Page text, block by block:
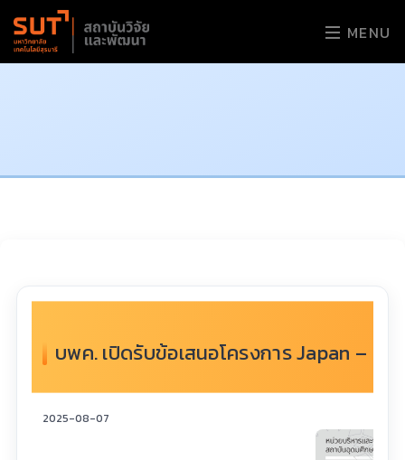
MENU
บพค. เปิดรับข้อเสนอโครงการ Japan –
2025-08-07